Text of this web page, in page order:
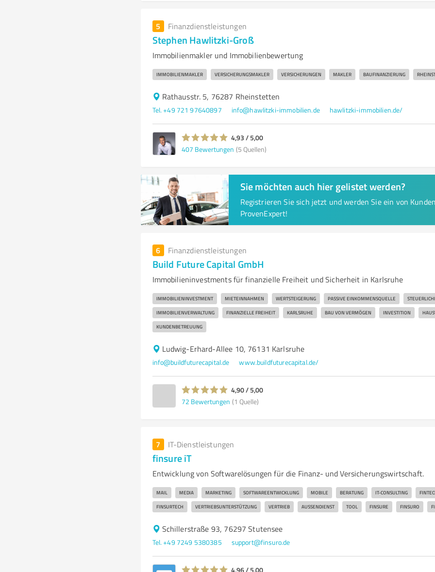
5 Finanzdienstleistungen
Stephen Hawlitzki-Groß
Immobilienmakler und Immobilienbewertung
IMMOBILIENMAKLER VERSICHERUNGSMAKLER VERSICHERUNGEN MAKLER BAUFINANZIERUNG
Rathausstr. 5, 76287 Rheinstetten
Tel. +49 721 97640897 info@hawlitzki-immobilien.de hawlitzki-immobilien.de/
4,93 / 5,00
407 Bewertungen (5 Quellen)
Sie möchten auch hier gelistet werden?
Registrieren Sie sich jetzt und werden Sie ein von
ProvenExpert!
6 Finanzdienstleistungen
Build Future Capital GmbH
Immobilieninvestments für finanzielle Freiheit und Sicherheit in Karlsruhe
IMMOBILIENINVESTMENT MIETEINNAHMEN WERTSTEIGERUNG PASSIVE EINKOMMENSQUELLE
IMMOBILIENVERWALTUNG FINANZIELLE FREIHEIT KARLSRUHE BAU VON VERMÖGEN INVESTITION
KUNDENBETREUUNG
Ludwig-Erhard-Allee 10, 76131 Karlsruhe
info@buildfuturecapital.de www.buildfuturecapital.de/
4,90 / 5,00
72 Bewertungen (1 Quelle)
7 IT-Dienstleistungen
finsure iT
Entwicklung von Softwarelösungen für die Finanz- und Versicherungswirtschaft.
MAIL MEDIA MARKETING SOFTWAREENTWICKLUNG MOBILE BERATUNG IT-CONSULTING
FINSURTECH VERTRIEBSUNTERSTÜTZUNG VERTRIEB AUSSENDIENST TOOL FINSURE FINSURO
Schillerstraße 93, 76297 Stutensee
Tel. +49 7249 5380385 support@finsuro.de
4,96 / 5,00